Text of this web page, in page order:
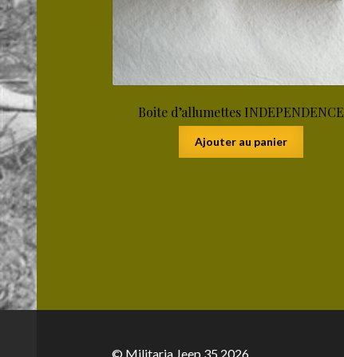
Boite d’allumettes INDEPENDENCE
Ajouter au panier
© Militaria Jeep 35 2026